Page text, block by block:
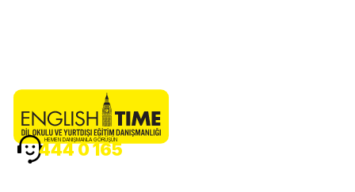
HEMEN DANIŞMANLA GÖRÜŞÜN
444 0 165